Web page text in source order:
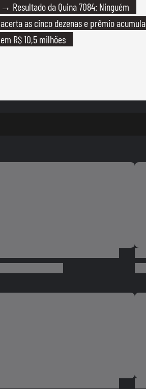
→ Resultado da Quina 7084: Ninguém
acerta as cinco dezenas e prêmio acumula
em R$ 10,5 milhões